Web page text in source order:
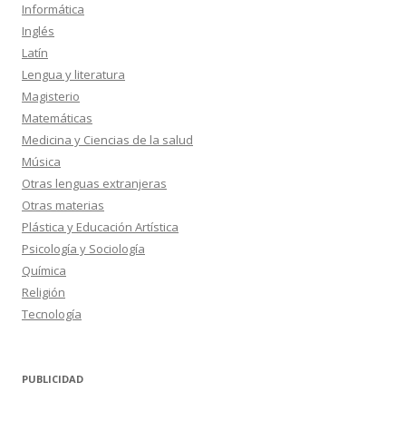
Informática
Inglés
Latín
Lengua y literatura
Magisterio
Matemáticas
Medicina y Ciencias de la salud
Música
Otras lenguas extranjeras
Otras materias
Plástica y Educación Artística
Psicología y Sociología
Química
Religión
Tecnología
PUBLICIDAD